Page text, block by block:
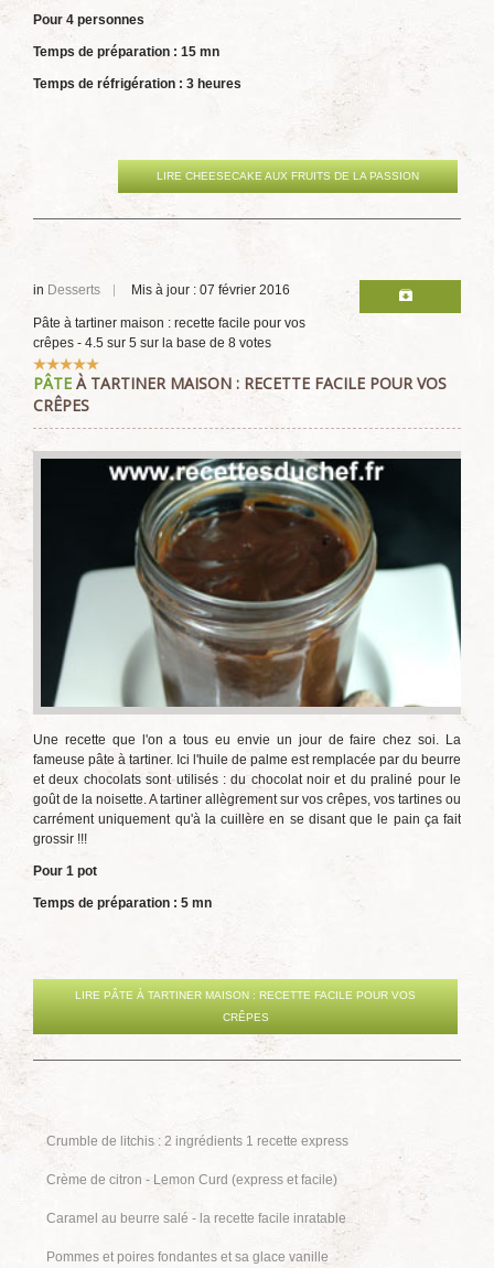
Pour 4 personnes
Temps de préparation : 15 mn
Temps de réfrigération : 3 heures
LIRE CHEESECAKE AUX FRUITS DE LA PASSION
in Desserts Mis à jour : 07 février 2016
Pâte à tartiner maison : recette facile pour vos
crêpes - 4.5 sur 5 sur la base de 8 votes
Vote
utilisateur:5/5
PÂTE À TARTINER MAISON : RECETTE FACILE POUR VOS
CRÊPES
Une recette que l'on a tous eu envie un jour de faire chez soi. La
fameuse pâte à tartiner. Ici l'huile de palme est remplacée par du beurre
et deux chocolats sont utilisés : du chocolat noir et du praliné pour le
goût de la noisette. A tartiner allègrement sur vos crêpes, vos tartines ou
carrément uniquement qu'à la cuillère en se disant que le pain ça fait
grossir !!!
Pour 1 pot
Temps de préparation : 5 mn
LIRE PÂTE À TARTINER MAISON : RECETTE FACILE POUR VOS
CRÊPES
Crumble de litchis : 2 ingrédients 1 recette express
Crème de citron - Lemon Curd (express et facile)
Caramel au beurre salé - la recette facile inratable
Pommes et poires fondantes et sa glace vanille